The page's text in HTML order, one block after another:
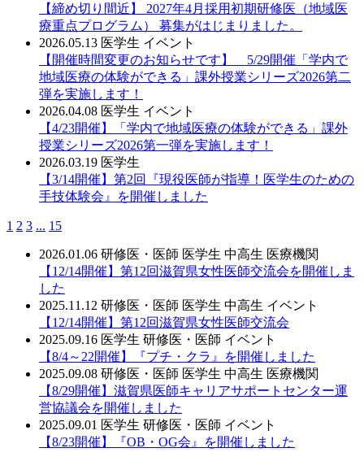
【締め切り間近】 2027年4月採用初期研修医（地域医
療重点プログラム） 募集がはじまりました。
2026.05.13 医学生 イベント
【開催時間変更のお知らせです】 5/29開催「学内で
地域医療の体験ができる」課外授業シリーズ2026第二
弾を実施します！
2026.04.08 医学生 イベント
【4/23開催】「学内で地域医療の体験ができる」課外
授業シリーズ2026第一弾を実施します！
2026.03.19 医学生
【3/14開催】第2回『現役医師が指導！医学生のための
手技体験会』を開催しました
1 2 3 ... 15
2026.01.06 研修医・医師 医学生 中高生 医療機関
【12/14開催】第12回滋賀県女性医師交流会を開催しま
した
2025.11.12 研修医・医師 医学生 中高生 イベント
【12/14開催】第12回滋賀県女性医師交流会
2025.09.16 医学生 研修医・医師 イベント
【8/4～22開催】『プチ・クラ』を開催しました
2025.09.08 研修医・医師 医学生 中高生 医療機関
【8/29開催】滋賀県医師キャリアサポートセンター運
営協議会を開催しました
2025.09.01 医学生 研修医・医師 イベント
【8/23開催】『OB・OG会』を開催しました